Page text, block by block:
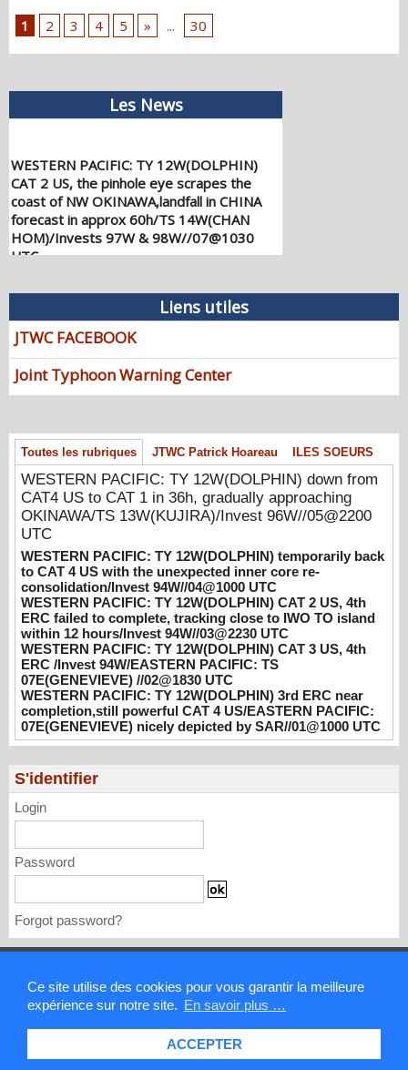
Ce site utilise des cookies pour vous garantir la meilleure
expérience sur notre site. En savoir plus …
ACCEPTER
1 2 3 4 5 » ... 30
Les News
CAT 2 US, the pinhole eye scrapes the
coast of NW OKINAWA,landfall in CHINA
forecast in approx 60h/TS 14W(CHAN
HOM)/Invests 97W & 98W//07@1030
UTC
WESTERN PACIFIC: TY 12W(DOLPHIN)
down from CAT4 US to CAT 1 in 36h,
gradually approaching OKINAWA/TS
13W(KUJIRA)/Invest 96W//05@2200 UTC
08/06/2026 -PATRICK HOAREAU
unexpected inner core re-
consolidation/Invest 94W//04@1000 UTC
08/04/2026 -PATRICK HOAREAU
WESTERN PACIFIC: TY 12W(DOLPHIN)
CAT 2 US, 4th ERC failed to complete,
tracking close to IWO TO island within 12
hours/Invest 94W//03@2230 UTC
08/04/2026 -PATRICK HOAREAU
WESTERN PACIFIC: TY 12W(DOLPHIN)
CAT 3 US, 4th ERC /Invest 94W/EASTERN
PACIFIC: TS 07E(GENEVIEVE) //02@1830
UTC
08/02/2026 -PATRICK HOAREAU
WESTERN PACIFIC: TY 12W(DOLPHIN)
3rd ERC near completion,still powerful CAT
nicely depicted by SAR//01@1000 UTC
08/01/2026 -PATRICK HOAREAU
Liens utiles
JTWC FACEBOOK
Joint Typhoon Warning Center
Toutes les rubriques JTWC Patrick Hoareau ILES SOEURS
WESTERN PACIFIC: TY 12W(DOLPHIN) down from
CAT4 US to CAT 1 in 36h, gradually approaching
OKINAWA/TS 13W(KUJIRA)/Invest 96W//05@2200
UTC
WESTERN PACIFIC: TY 12W(DOLPHIN) temporarily back
to CAT 4 US with the unexpected inner core re-
consolidation/Invest 94W//04@1000 UTC
WESTERN PACIFIC: TY 12W(DOLPHIN) CAT 2 US, 4th
ERC failed to complete, tracking close to IWO TO island
within 12 hours/Invest 94W//03@2230 UTC
WESTERN PACIFIC: TY 12W(DOLPHIN) CAT 3 US, 4th
ERC /Invest 94W/EASTERN PACIFIC: TS
07E(GENEVIEVE) //02@1830 UTC
WESTERN PACIFIC: TY 12W(DOLPHIN) 3rd ERC near
completion,still powerful CAT 4 US/EASTERN PACIFIC:
07E(GENEVIEVE) nicely depicted by SAR//01@1000 UTC
S'identifier
Login
Password
Forgot password?
Contact